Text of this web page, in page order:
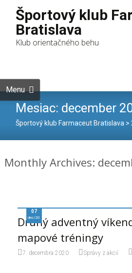
Športový klub
Bratislava
Klub orientačného behu
Menu
Mesiac: december
Športový klub Farmaceut Bratislava >
Monthly Archives:
07
dec/20
Druhý adventný
mapové tréningy
7. decembra 2020 Správy z akcií